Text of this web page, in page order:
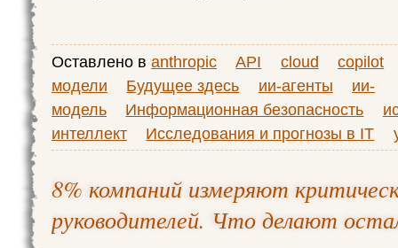
Оставлено в anthropic API cloud
copilot
модели
Будущее здесь ии-агенты
ии-
модель
Информационная безопасность
интеллект
Исследования и прогнозы в IT
8% компаний измеряют
руководителей. Что делают